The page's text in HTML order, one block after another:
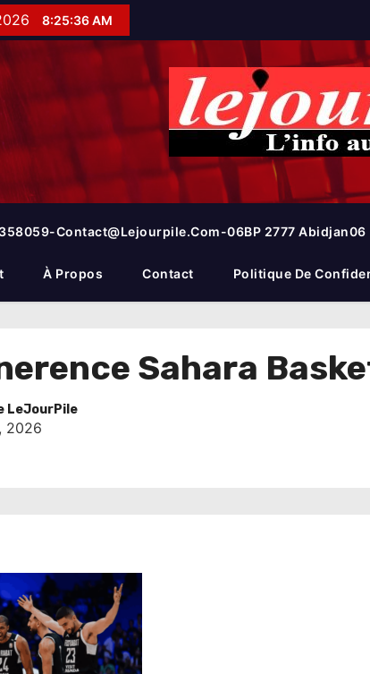
8:25:36 AM
Contact@lejourpile.com-06BP 2777 Abidjan06
À Propos Contact Politique De
Sahara
LeJourPile
2026